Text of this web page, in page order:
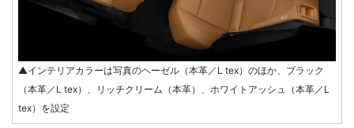
▲インテリアカラーは写真のヘーゼル（本革／L tex）のほか、ブラック
（本革／L tex）、リッチクリーム（本革）、ホワイトアッシュ（本革／L
tex）を設定